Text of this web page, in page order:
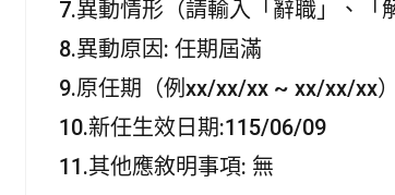
7.異動情形（請輸入「辭職」、「
8.異動原因: 任期屆滿
9.原任期（例xx/xx/xx ~ xx/xx/xx
10.新任生效日期:115/06/09
11.其他應敘明事項: 無